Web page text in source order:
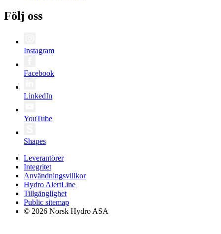
Följ oss
Instagram
Facebook
LinkedIn
YouTube
Shapes
Leverantörer
Integritet
Användningsvillkor
Hydro AlertLine
Tillgänglighet
Public sitemap
© 2026 Norsk Hydro ASA